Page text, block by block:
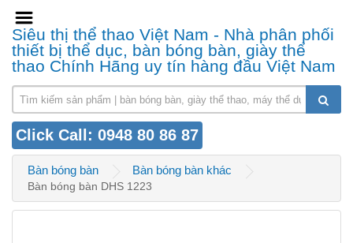
Siêu thị thể thao Việt Nam - Nhà phân phối
thiết bị thể dục, bàn bóng bàn, giày thể
thao Chính Hãng uy tín hàng đầu Việt Nam
Click Call: 0948 80 86 87
Bàn bóng bàn Bàn bóng bàn khác
Bàn bóng bàn DHS 1223